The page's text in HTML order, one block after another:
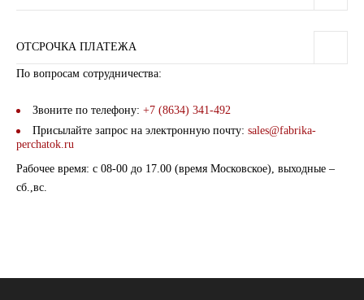
ОТСРОЧКА ПЛАТЕЖА
По вопросам сотрудничества:
Звоните по телефону: +7 (8634) 341-492
Присылайте запрос на электронную почту: sales@fabrika-
perchatok.ru
Рабочее время: с 08-00 до 17.00 (время Московское), выходные –
сб.,вс.